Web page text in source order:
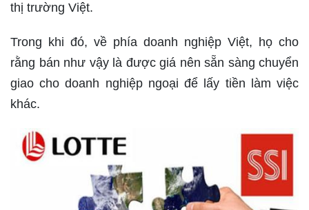
thị trường Việt.
Trong khi đó, về phía doanh nghiệp Việt, họ cho
rằng bán như vậy là được giá nên sẵn sàng chuyển
giao cho doanh nghiệp ngoại để lấy tiền làm việc
khác.